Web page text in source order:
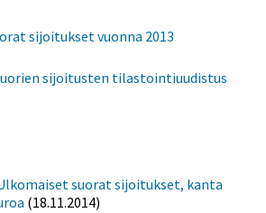
sijoitukset vuonna 2013
sijoitusten tilastointiuudistus
suorat sijoitukset, kanta
(18.11.2014)